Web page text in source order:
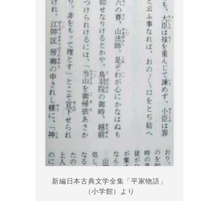
新編日本古典文学全集「平家物語」
（小学館）より